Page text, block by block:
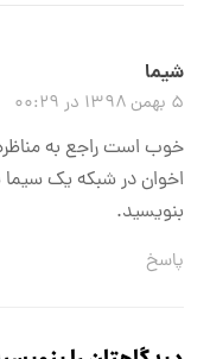
شیما
۵ بهمن ۱۳۹۸ در ۰۰:۲۹
خوب است راجع به
اخوان در شبکه یک
بنویسید.
پاسخ